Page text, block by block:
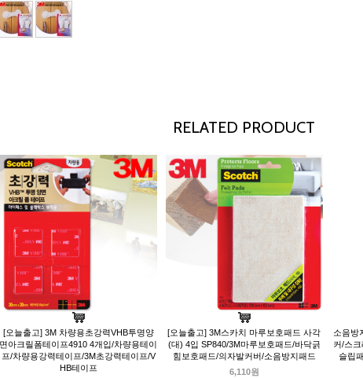
RELATED PRODUCT
[오늘출고] 3M 차량용초강력VHB투명양
면아크릴폼테이프4910 4개입/차량용테이
프/차량용강력테이프/3M초강력테이프/V
HB테이프
[오늘출고] 3M스카치 마루보호패드 사각
(대) 4입 SP840/3M마루보호패드/바닥긁
힘보호패드/의자발커버/소음방지패드
6,110원
소음방
커/스
슬립